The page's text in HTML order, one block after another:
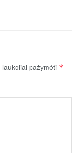
laukeliai pažymėti *